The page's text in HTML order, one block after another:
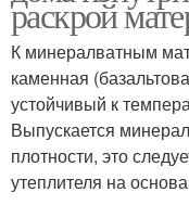
раскрой
К минералватным
каменная
устойчивый к
Выпускается
плотности, это
утеплителя на